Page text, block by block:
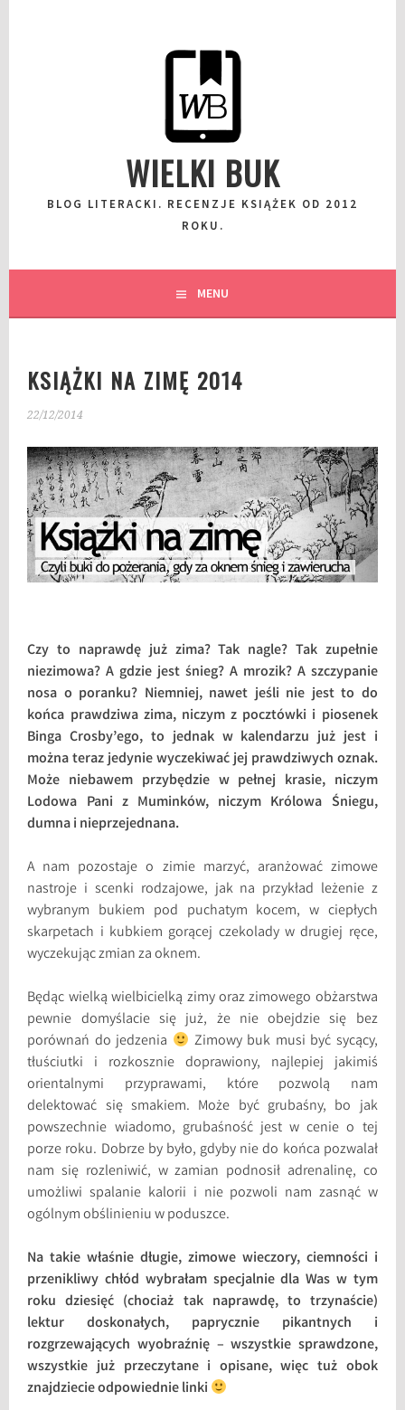
WIELKI BUK
BLOG LITERACKI. RECENZJE KSIĄŻEK OD 2012
ROKU.
MENU
KSIĄŻKI NA ZIMĘ 2014
22/12/2014
Czy to naprawdę już zima? Tak nagle? Tak zupełnie
niezimowa? A gdzie jest śnieg? A mrozik? A szczypanie
nosa o poranku? Niemniej, nawet jeśli nie jest to do
końca prawdziwa zima, niczym z pocztówki i piosenek
Binga Crosby’ego, to jednak w kalendarzu już jest i
można teraz jedynie wyczekiwać jej prawdziwych oznak.
Może niebawem przybędzie w pełnej krasie, niczym
Lodowa Pani z Muminków, niczym Królowa Śniegu,
dumna i nieprzejednana.
A nam pozostaje o zimie marzyć, aranżować zimowe
nastroje i scenki rodzajowe, jak na przykład leżenie z
wybranym bukiem pod puchatym kocem, w ciepłych
skarpetach i kubkiem gorącej czekolady w drugiej ręce,
wyczekując zmian za oknem.
Będąc wielką wielbicielką zimy oraz zimowego obżarstwa
pewnie domyślacie się już, że nie obejdzie się bez
porównań do jedzenia
Zimowy buk musi być sycący,
tłuściutki i rozkosznie doprawiony, najlepiej jakimiś
orientalnymi przyprawami, które pozwolą nam
delektować się smakiem. Może być grubaśny, bo jak
powszechnie wiadomo, grubaśność jest w cenie o tej
porze roku. Dobrze by było, gdyby nie do końca pozwalał
nam się rozleniwić, w zamian podnosił adrenalinę, co
umożliwi spalanie kalorii i nie pozwoli nam zasnąć w
ogólnym obślinieniu w poduszce.
Na takie właśnie długie, zimowe wieczory, ciemności i
przenikliwy chłód wybrałam specjalnie dla Was w tym
roku dziesięć (chociaż tak naprawdę, to trzynaście)
lektur doskonałych, paprycznie pikantnych i
rozgrzewających wyobraźnię – wszystkie sprawdzone,
wszystkie już przeczytane i opisane, więc tuż obok
znajdziecie odpowiednie linki